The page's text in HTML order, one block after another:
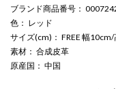
ブランド商品番号 ：
色 ： レッド
サイズ(cm) ： FREE 幅
素材 ： 合成皮革
原産国 ： 中国